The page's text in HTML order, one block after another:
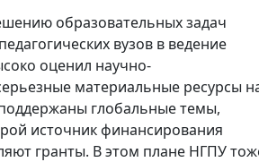
образовательных задач
вузов в ведение
оценил научно-
материальные ресурсы
глобальные темы,
источник финансирования
гранты. В этом плане НГПУ